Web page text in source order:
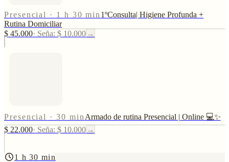
Presencial · 1 h 30 min 1ºConsulta| Higiene Profunda +
Rutina Domiciliar
$ 45.000· Seña: $ 10.000 →
Presencial · 30 min Armado de rutina Presencial | Online 💻✨
$ 22.000· Seña: $ 10.000 →
1 h 30 min